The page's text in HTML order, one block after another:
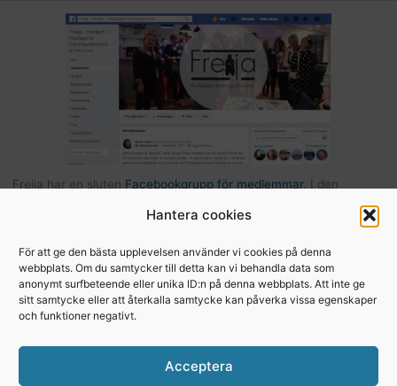
Hantera cookies
För att ge den bästa upplevelsen använder vi cookies på denna
webbplats. Om du samtycker till detta kan vi behandla data som
anonymt surfbeteende eller unika ID:n på denna webbplats. Att inte ge
sitt samtycke eller att återkalla samtycke kan påverka vissa egenskaper
och funktioner negativt.
Acceptera
Freija har en sluten Facebookgrupp för medlemmar. I den
gruppen kan du som är medlem kommunicera med andra Freijor,
ställa frågor, tipsa varandra etc… Här hittar du också bilder och
filer från Freijaträffar. Om du är Freija och finns på Facebook –
begär att få bli medlem.
Copyright © 2026, Freija - Roslagens